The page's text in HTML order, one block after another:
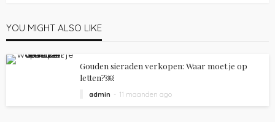
YOU MIGHT ALSO LIKE
Gouden sieraden verkopen: Waar moet je op
letten?￼
admin 11 maanden ago